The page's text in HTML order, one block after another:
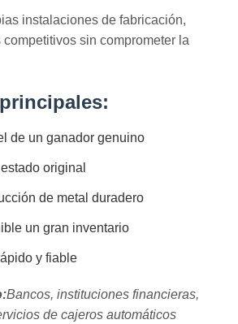
instalaciones de fabricación,
sin comprometer la
de un ganador genuino
original
de metal duradero
un gran inventario
y fiable
Bancos, instituciones financieras,
de cajeros automáticos